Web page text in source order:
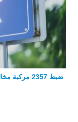
ضبط 2357 مركبة مخالفة توقفت في مواقف الأشخاص ذوي الإعاقة